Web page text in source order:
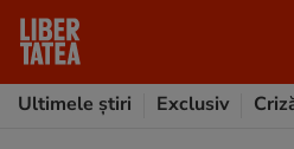
Ultimele știri
Exclusiv